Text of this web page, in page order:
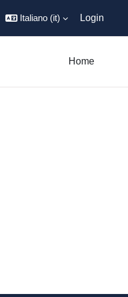
Italiano ‎(it)‎ Login
Home